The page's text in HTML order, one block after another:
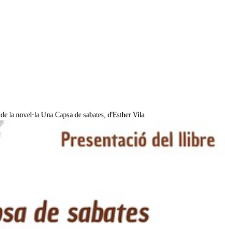
la novel·la Una Capsa de sabates, d'Esther Vila